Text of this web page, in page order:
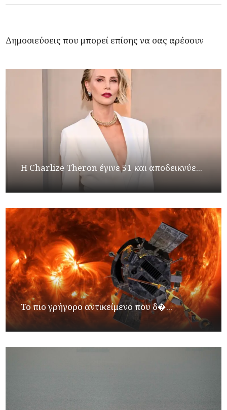
Δημοσιεύσεις που μπορεί επίσης να σας αρέσουν
Η Charlize Theron έγινε 51 και αποδεικνύε...
Το πιο γρήγορο αντικείμενο που δ�...